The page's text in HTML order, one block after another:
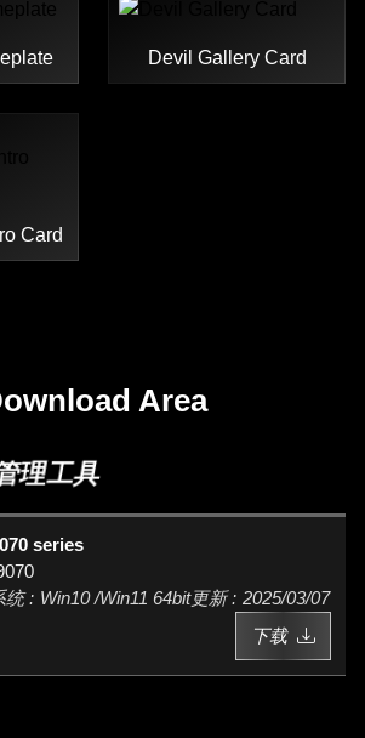
Devil Gallery Card
Card
Area
理工具
series
Win10 /Win11 64bit
2025/03/07
下载